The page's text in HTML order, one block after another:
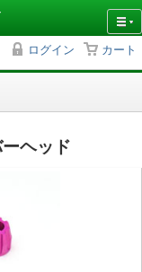
ログイン カート
ヘッド